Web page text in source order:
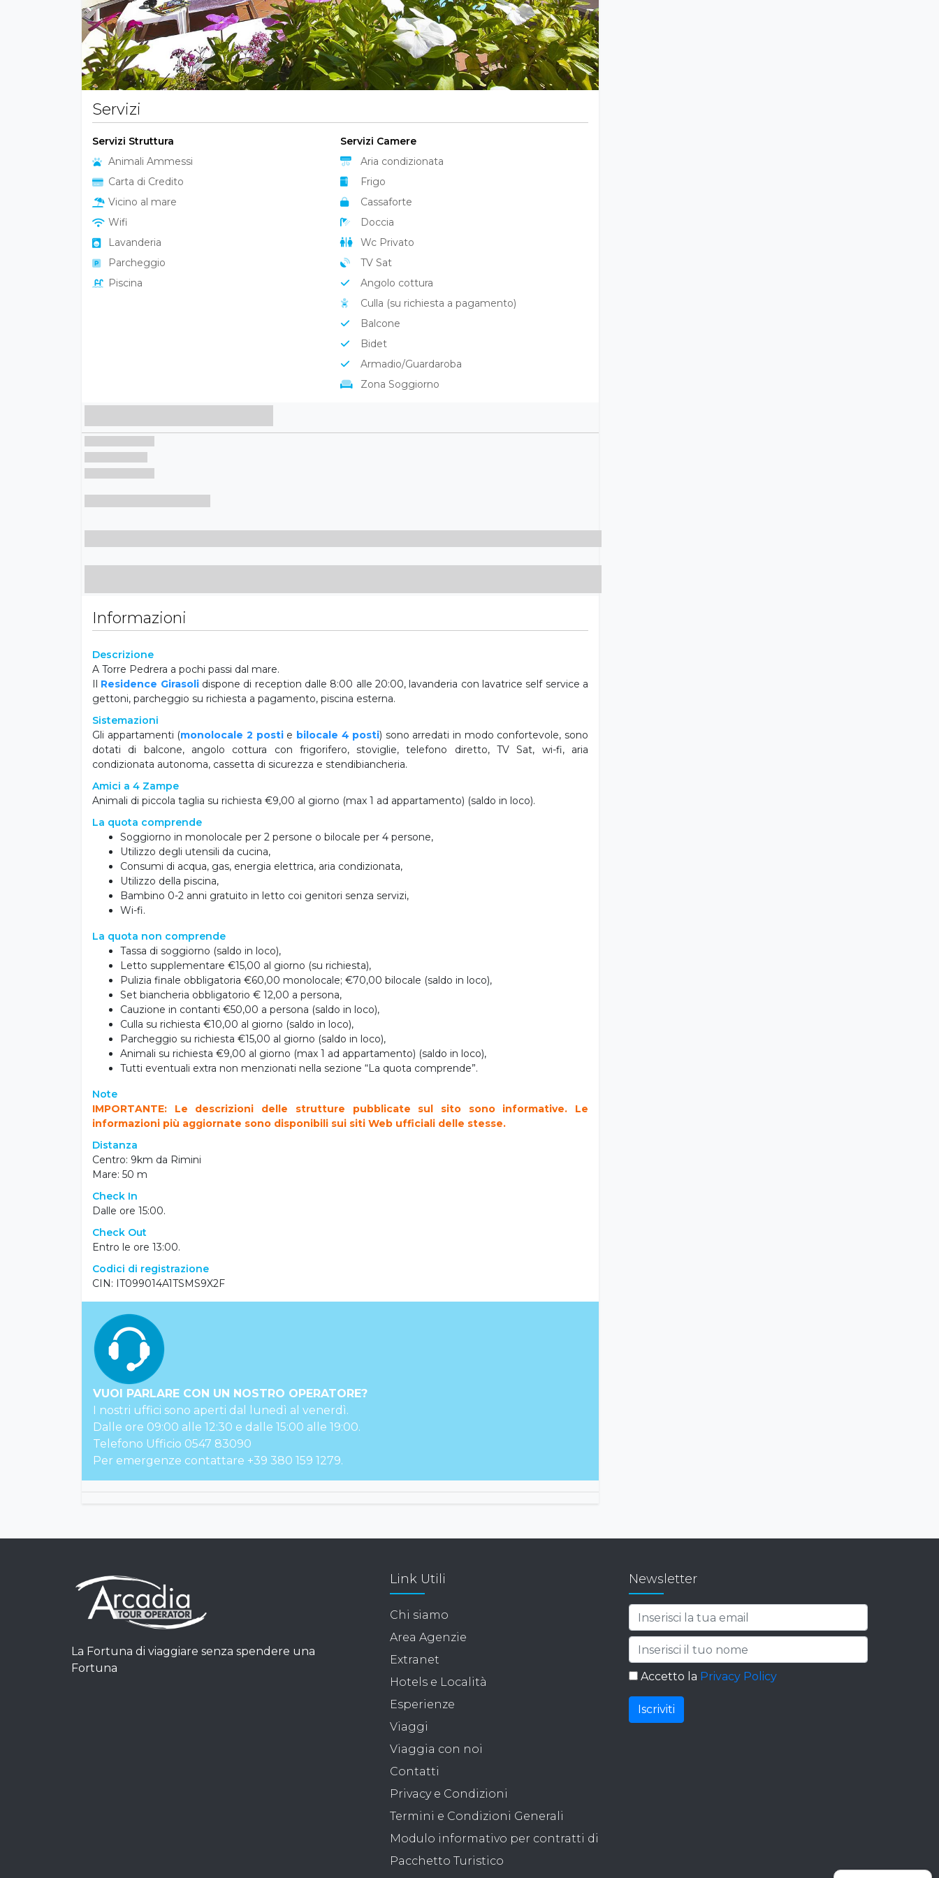
Servizi
Servizi Struttura
Animali Ammessi
Carta di Credito
Vicino al mare
Wifi
Lavanderia
Parcheggio
Servizi Camere
Aria condizionata
Frigo
Cassaforte
Doccia
Wc Privato
TV Sat
Angolo cottura
Culla (su richiesta a pagamento)
Balcone
Bidet
Armadio/Guardaroba
Descrizione
A Torre Pedrera a pochi passi dal mare.
IlResidence Girasolidispone di reception dalle 8:00 alle 20:00, lavanderia con lavatrice self service a
gettoni, parcheggio su richiesta a pagamento, piscina esterna.
Sistemazioni
Gli appartamenti (monolocale 2 posti e bilocale 4 posti) sono arredati in modo confortevole, sono
dotati di balcone, angolo cottura con frigorifero, stoviglie, telefono diretto, TV Sat, wi-fi, aria
condizionata autonoma, cassetta di sicurezza e stendibiancheria.
Amici a 4 Zampe
Animali di piccola taglia su richiesta €9,00 al giorno (max 1 ad appartamento) (saldo in loco).
La quota comprende
Soggiorno in monolocale per 2 persone o bilocale per 4 persone,
Utilizzo degli utensili da cucina,
Consumi di acqua, gas, energia elettrica, aria condizionata,
Utilizzo della piscina,
Bambino 0-2 anni gratuito in letto coi genitori senza servizi,
Wi-fi.
La quota non comprende
Tassa di soggiorno (saldo in loco),
Letto supplementare €15,00 al giorno (su richiesta),
Pulizia finale obbligatoria €60,00 monolocale; €70,00 bilocale (saldo in loco),
Set biancheria obbligatorio € 12,00 a persona,
Cauzione in contanti €50,00 a persona (saldo in loco),
Culla su richiesta €10,00 al giorno (saldo in loco),
Parcheggio su richiesta €15,00 al giorno (saldo in loco),
Animali su richiesta €9,00 al giorno (max 1 ad appartamento) (saldo in loco),
Note
IMPORTANTE: Le descrizioni delle strutture pubblicate sul sito sono informative. Le
informazioni più aggiornate sono disponibili sui siti Web ufficiali delle stesse.
Distanza
Centro: 9km da Rimini
Mare: 50 m
Check In
Dalle ore 15:00.
Check Out
Entro le ore 13:00.
Codici di registrazione
CIN: IT099014A1TSMS9X2F
VUOI PARLARE CON UN NOSTRO OPERATORE?
I nostri uffici sono aperti dal lunedì al venerdì.
Dalle ore 09:00 alle 12:30 e dalle 15:00 alle 19:00.
Telefono Ufficio 0547 83090
Per emergenze contattare +39 380 159 1279.
La Fortuna di viaggiare senza spendere una
Link Utili
Chi siamo
Area Agenzie
Extranet
Hotels e Località
Esperienze
Viaggi
Viaggia con noi
Contatti
Privacy e Condizioni
Termini e Condizioni Generali
Modulo informativo per contratti di
Newsletter
Accetto la